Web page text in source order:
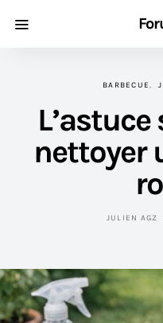
BARBECUE
nettoyer
JULIEN AGZ